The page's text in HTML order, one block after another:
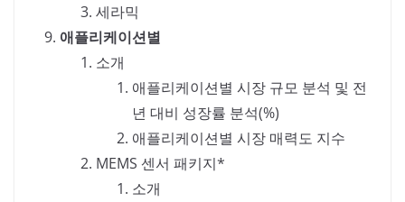
세라믹
애플리케이션별
소개
애플리케이션별 시장 규모 분석 및 전
년 대비 성장률 분석(%)
애플리케이션별 시장 매력도 지수
MEMS 센서 패키지*
소개